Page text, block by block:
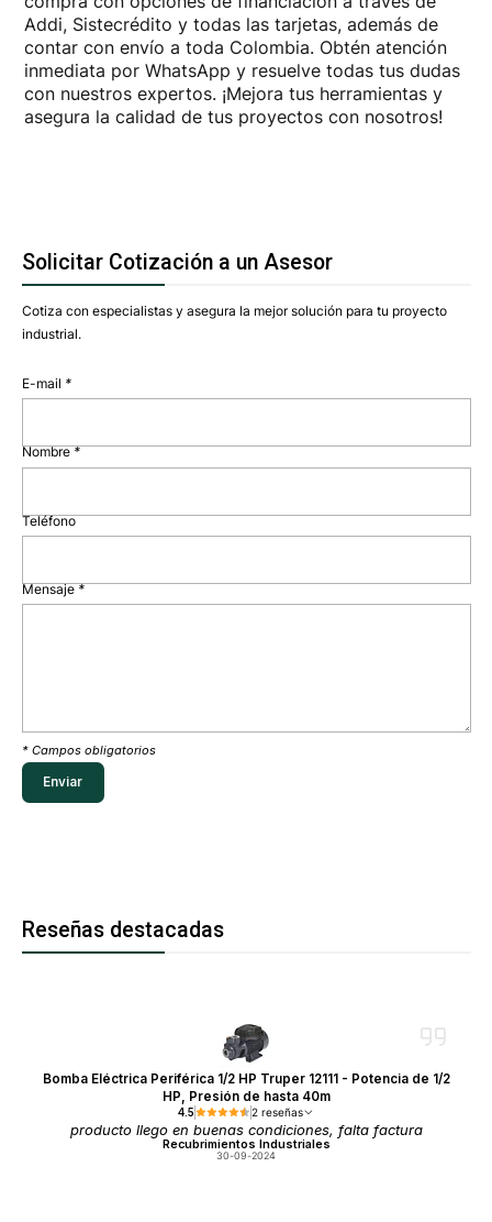
Addi, Sistecrédito y todas las tarjetas, además de
contar con envío a toda Colombia. Obtén atención
inmediata por WhatsApp y resuelve todas tus dudas
con nuestros expertos. ¡Mejora tus herramientas y
asegura la calidad de tus proyectos con nosotros!
Solicitar Cotización a un Asesor
Cotiza con especialistas y asegura la mejor solución para tu proyecto
industrial.
E-mail *
Nombre *
Teléfono
Mensaje*
* Campos obligatorios
Reseñas destacadas
Bomba Eléctrica Periférica 1/2 HP Truper 12111 - Potencia de 1/2
HP, Presión de hasta 40m
4.5 2 reseñas
producto llego en buenas condiciones, falta factura
Recubrimientos Industriales
30-09-2024